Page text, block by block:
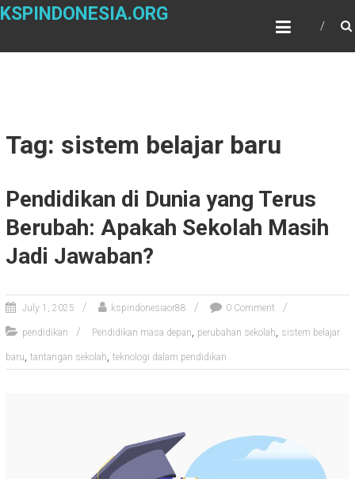
Skip
KSPINDONESIA.ORG
Tag: sistem belajar baru
Pendidikan di Dunia yang Terus
Berubah: Apakah Sekolah Masih
Jadi Jawaban?
July 1, 2025 kspindonesiaor88 0 Comment
pendidikan Pendidikan masa depan, perubahan sekolah, sistem belajar
baru, tantangan sekolah, teknologi dalam pendidikan